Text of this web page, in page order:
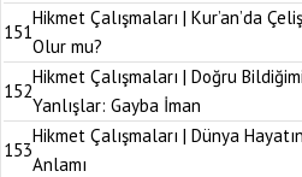
151
Hikmet Çalışmaları | Kur’an’da
Olur mu?
152
Hikmet Çalışmaları | Doğru
Yanlışlar: Gayba İman
153
Hikmet Çalışmaları | Dünya
Anlamı